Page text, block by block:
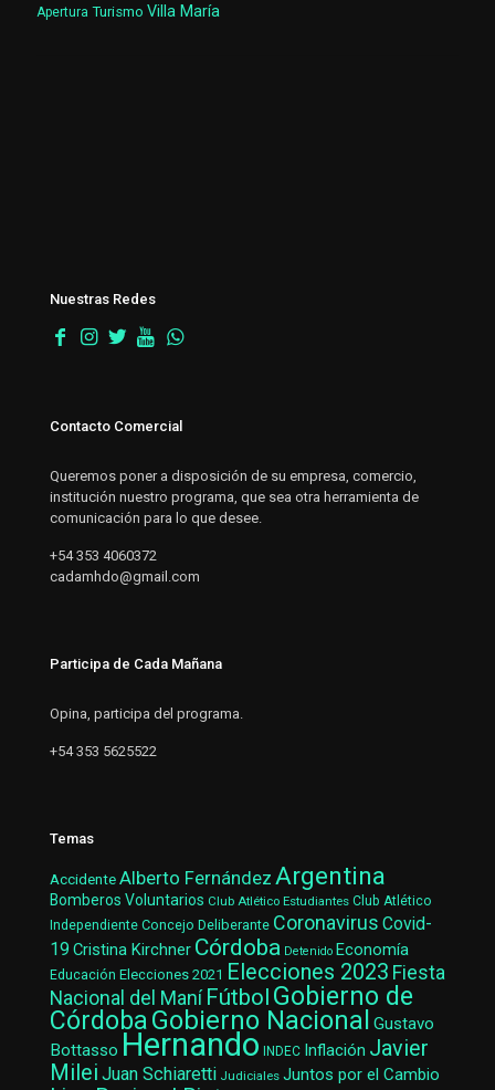
Apertura Turismo Villa María
Nuestras Redes
Contacto Comercial
Queremos poner a disposición de su empresa, comercio,
institución nuestro programa, que sea otra herramienta de
comunicación para lo que desee.
+54 353 4060372
cadamhdo@gmail.com
Participa de Cada Mañana
Opina, participa del programa.
+54 353 5625522
Temas
AccidenteAlberto Fernández Argentina
Bomberos Voluntarios Club Atlético Estudiantes Club Atlético
Independiente Concejo Deliberante Coronavirus Covid-
19 Cristina Kirchner Córdoba Detenido Economía
Educación Elecciones 2021 Elecciones 2023 Fiesta
Nacional del Maní Fútbol Gobierno de
CórdobaGobierno Nacional Gustavo
Bottasso Hernando INDEC Inflación Javier
Milei Juan Schiaretti Judiciales Juntos por el Cambio